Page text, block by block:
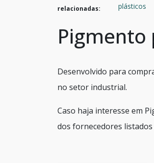
relacionadas:
plásticos
Pigmento
Desenvolvido para
no setor industrial.
Caso haja interesse em
dos fornecedores listados